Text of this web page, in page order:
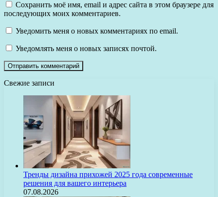
Сохранить моё имя, email и адрес сайта в этом браузере для
последующих моих комментариев.
Уведомить меня о новых комментариях по email.
Уведомлять меня о новых записях почтой.
Свежие записи
Тренды дизайна прихожей 2025 года современные
решения для вашего интерьера
07.08.2026